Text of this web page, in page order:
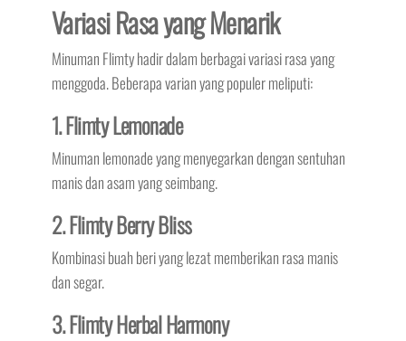
Variasi Rasa yang Menarik
Minuman Flimty hadir dalam berbagai variasi rasa yang
menggoda. Beberapa varian yang populer meliputi:
1. Flimty Lemonade
Minuman lemonade yang menyegarkan dengan sentuhan
manis dan asam yang seimbang.
2. Flimty Berry Bliss
Kombinasi buah beri yang lezat memberikan rasa manis
dan segar.
3. Flimty Herbal Harmony